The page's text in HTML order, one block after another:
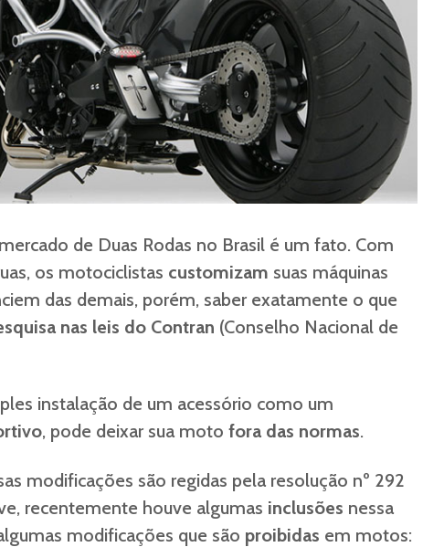
de Duas Rodas no Brasil é um fato. Com
os motociclistas customizam suas máquinas
das demais, porém, saber exatamente o que
nas leis do Contran (Conselho Nacional de
instalação de um acessório como um
, pode deixar sua moto fora das normas.
modificações são regidas pela resolução nº 292
recentemente houve algumas inclusões nessa
modificações que são proibidas em motos: